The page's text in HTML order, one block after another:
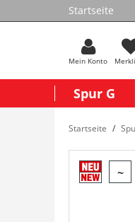
Startseite
Mein Konto
Spur G
Startseite
~